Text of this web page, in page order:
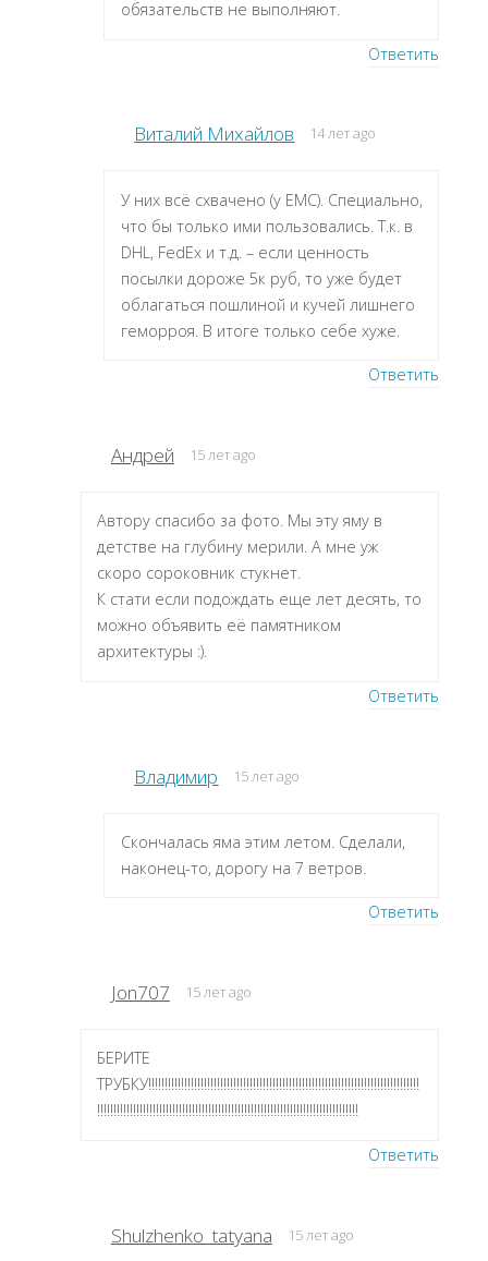
обязательств не выполняют.
Ответить
Виталий Михайлов 14 лет ago
У них всё схвачено (у ЕМС). Специально,
что бы только ими пользовались. Т.к. в
DHL, FedEx и т.д. – если ценность
посылки дороже 5к руб, то уже будет
облагаться пошлиной и кучей лишнего
геморроя. В итоге только себе хуже.
Ответить
Андрей 15 лет ago
Автору спасибо за фото. Мы эту яму в
детстве на глубину мерили. А мне уж
скоро сороковник стукнет.
К стати если подождать еще лет десять, то
можно объявить её памятником
архитектуры :).
Ответить
Владимир 15 лет ago
Скончалась яма этим летом. Сделали,
наконец-то, дорогу на 7 ветров.
Ответить
Jon707 15 лет ago
БЕРИТЕ
ТРУБКУ!!!!!!!!!!!!!!!!!!!!!!!!!!!!!!!!!!!!!!!!!!!!!!!!!!!!!!!!!!!!!!!!!!!!!!!!!!!!!!!!!!!
!!!!!!!!!!!!!!!!!!!!!!!!!!!!!!!!!!!!!!!!!!!!!!!!!!!!!!!!!!!!!!!!!!!!!!!!!!!!!!!!
Ответить
Shulzhenko_tatyana 15 лет ago